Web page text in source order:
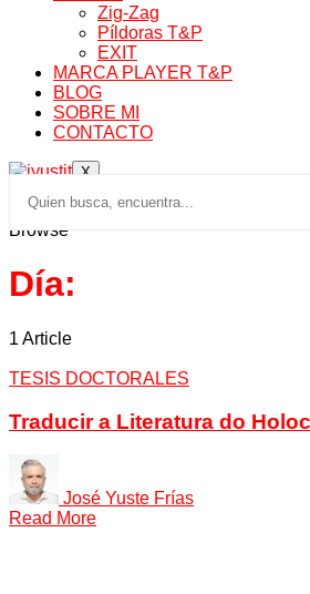
Zig-Zag
Píldoras T&P
EXIT
MARCA PLAYER T&P
BLOG
SOBRE MI
CONTACTO
X
Browse
Día:
1 Article
TESIS DOCTORALES
Traducir a Literatura do
José Yuste Frías
Read More